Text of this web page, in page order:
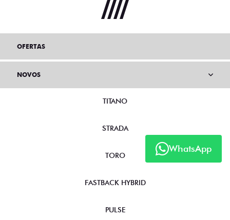
WhatsApp
OFERTAS
NOVOS
TITANO
STRADA
TORO
FASTBACK HYBRID
PULSE